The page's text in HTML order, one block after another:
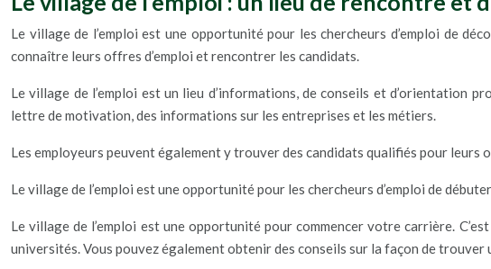
Le village de l’emploi est une opportunité pour les chercheurs d’emploi de
connaître leurs offres d’emploi et rencontrer les candidats.
Le village de l’emploi est un lieu d’informations, de conseils et d’orientation
lettre de motivation, des informations sur les entreprises et les métiers.
Les employeurs peuvent également y trouver des candidats qualifiés pour leurs
Le village de l’emploi est une opportunité pour les chercheurs d’emploi de
Le village de l’emploi est une opportunité pour commencer votre carrière.
universités. Vous pouvez également obtenir des conseils sur la façon de